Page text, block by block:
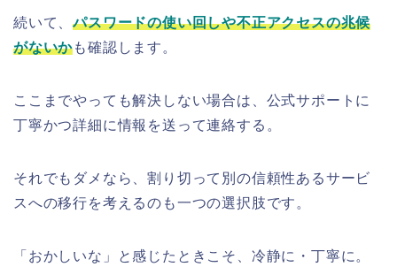
続いて、パスワードの使い回しや不正アクセスの兆候
がないかも確認します。
ここまでやっても解決しない場合は、公式サポートに
丁寧かつ詳細に情報を送って連絡する。
それでもダメなら、割り切って別の信頼性あるサービ
スへの移行を考えるのも一つの選択肢です。
「おかしいな」と感じたときこそ、冷静に・丁寧に。